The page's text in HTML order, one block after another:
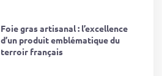
Foie gras artisanal : l’excellence
d’un produit emblématique du
terroir français